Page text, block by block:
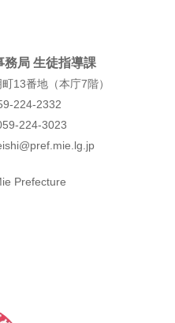
務局 生徒指導課
13番地（本庁7階）
224-2332
224-3023
Prefecture